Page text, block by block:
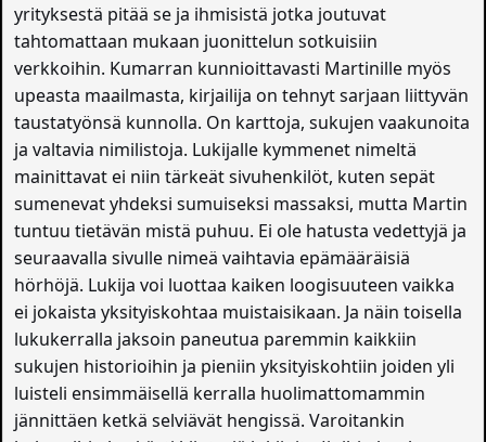
yrityksestä pitää se ja ihmisistä jotka joutuvat
tahtomattaan mukaan juonittelun sotkuisiin
verkkoihin. Kumarran kunnioittavasti Martinille myös
upeasta maailmasta, kirjailija on tehnyt sarjaan liittyvän
taustatyönsä kunnolla. On karttoja, sukujen vaakunoita
ja valtavia nimilistoja. Lukijalle kymmenet nimeltä
mainittavat ei niin tärkeät sivuhenkilöt, kuten sepät
sumenevat yhdeksi sumuiseksi massaksi, mutta Martin
tuntuu tietävän mistä puhuu. Ei ole hatusta vedettyjä ja
seuraavalla sivulle nimeä vaihtavia epämääräisiä
hörhöjä. Lukija voi luottaa kaiken loogisuuteen vaikka
ei jokaista yksityiskohtaa muistaisikaan. Ja näin toisella
lukukerralla jaksoin paneutua paremmin kaikkiin
sukujen historioihin ja pieniin yksityiskohtiin joiden yli
luisteli ensimmäisellä kerralla huolimattomammin
jännittäen ketkä selviävät hengissä. Varoitankin